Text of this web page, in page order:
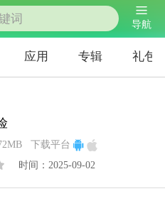
导航
应用 专辑 礼包
下载平台
时间：2025-09-02